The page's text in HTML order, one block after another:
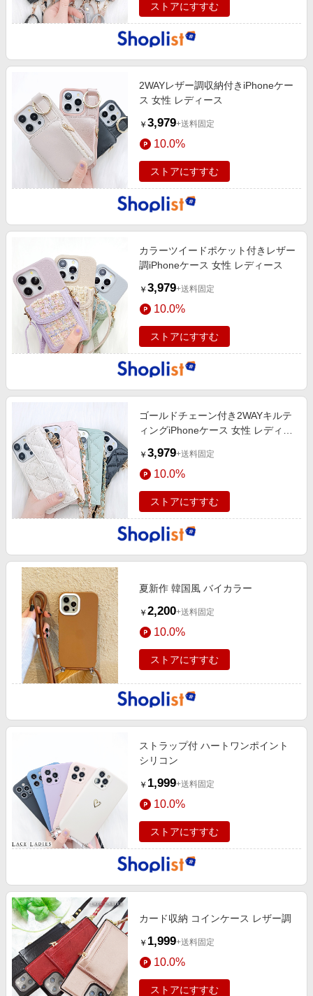
ストアにすすむ
2WAYレザー調収納付きiPhoneケー
ス 女性 レディース
￥ 3,979+送料固定
10.0%
ストアにすすむ
カラーツイードポケット付きレザー
調iPhoneケース 女性 レディース
￥ 3,979+送料固定
10.0%
ストアにすすむ
ゴールドチェーン付き2WAYキルテ
ィングiPhoneケース 女性 レディー
￥ 3,979+送料固定
10.0%
ストアにすすむ
夏新作 韓国風 バイカラー
￥ 2,200+送料固定
10.0%
ストアにすすむ
ストラップ付 ハートワンポイント
シリコン
￥ 1,999+送料固定
10.0%
ストアにすすむ
カード収納 コインケース レザー調
￥ 1,999+送料固定
10.0%
ストアにすすむ